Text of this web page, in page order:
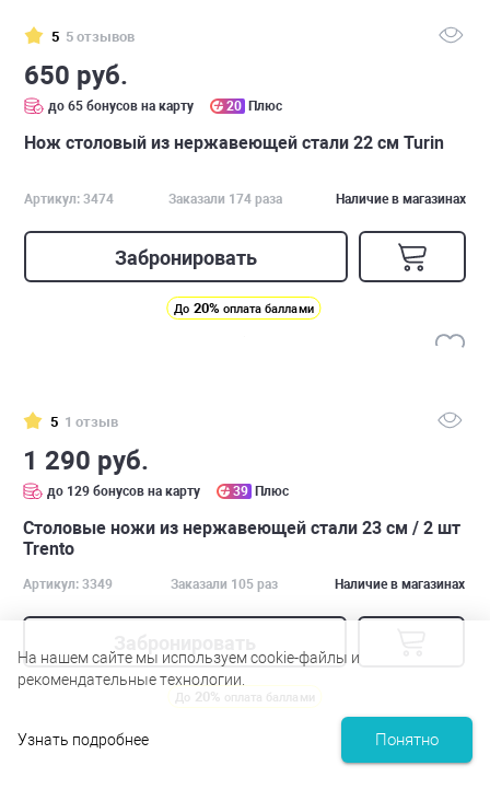
5 5 отзывов
650 руб.
до 65 бонусов на карту 20 Плюс
Нож столовый из нержавеющей стали 22 см Turin
Артикул: 3474 Заказали 174 раза Наличие в магазинах
Забронировать
До 20% оплата баллами
5 1 отзыв
1 290 руб.
до 129 бонусов на карту 39 Плюс
Столовые ножи из нержавеющей стали 23 см / 2 шт
Trento
Артикул: 3349 Заказали 105 раз Наличие в магазинах
До 20% оплата баллами
На нашем сайте мы используем cookie-файлы и
рекомендательные технологии.
Узнать подробнее Понятно